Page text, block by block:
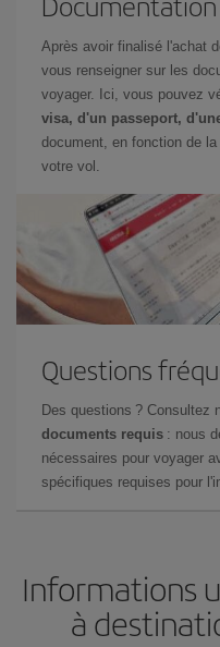
Après avoir finalisé l'achat
vous renseigner sur les
voyager. Ici, vous pouvez
visa, d'un passeport,
document, en fonction de
votre vol.
Questions
Des questions ? Consultez
documents requis : nous
nécessaires pour voyager
spécifiques requises pour
Informations
à